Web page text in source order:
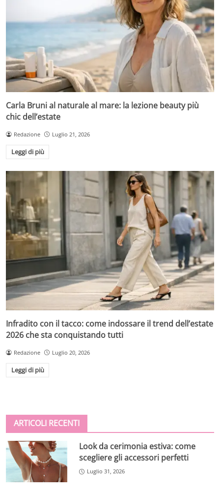
Carla Bruni al naturale al mare: la lezione beauty più
chic dell’estate
Redazione Luglio 21, 2026
Leggi di più
Infradito con il tacco: come indossare il trend dell’estate
2026 che sta conquistando tutti
Redazione Luglio 20, 2026
Leggi di più
ARTICOLI RECENTI
Look da cerimonia estiva: come
scegliere gli accessori perfetti
Luglio 31, 2026